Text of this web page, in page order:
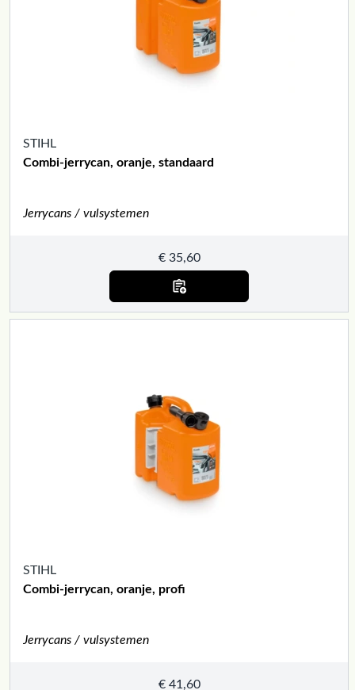
STIHL
Combi-jerrycan, oranje, standaard
Jerrycans / vulsystemen
€35,60
STIHL
Combi-jerrycan, oranje, profi
Jerrycans / vulsystemen
€41,60